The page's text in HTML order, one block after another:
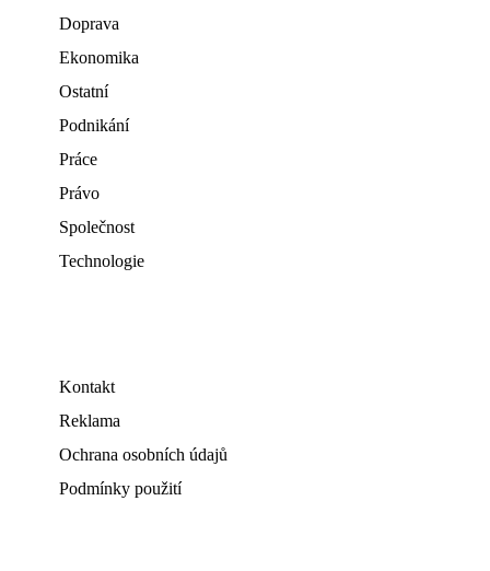
Doprava
Ekonomika
Ostatní
Podnikání
Práce
Právo
Společnost
Technologie
Kontakt
Reklama
Ochrana osobních údajů
Podmínky použití